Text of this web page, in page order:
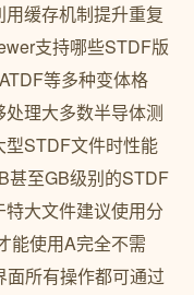
缓存机制提升重复
支持哪些STDF版
等多种变体格
理大多数半导体测
STDF文件时性能
甚至GB级别的STDF
大文件建议使用分
能使用A完全不需
所有操作都可通过